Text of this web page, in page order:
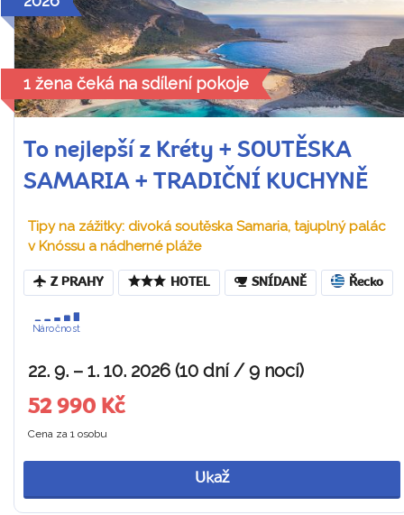
1 žena čeká na sdílení pokoje
To nejlepší z Kréty + SOUTĚSKA
SAMARIA + TRADIČNÍ KUCHYNĚ
Tipy na zážitky: divoká soutěska Samaria, tajuplný palác
v Knóssu a nádherné pláže
Z PRAHY HOTEL SNÍDANĚ Řecko
Náročnost
22. 9. – 1. 10. 2026 (10 dní / 9 nocí)
52 990 Kč
Cena za 1 osobu
Ukaž